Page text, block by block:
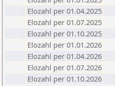
Elozahl per 01.04.2025
Elozahl per 01.07.2025
Elozahl per 01.10.2025
Elozahl per 01.01.2026
Elozahl per 01.04.2026
Elozahl per 01.07.2026
Elozahl per 01.10.2026